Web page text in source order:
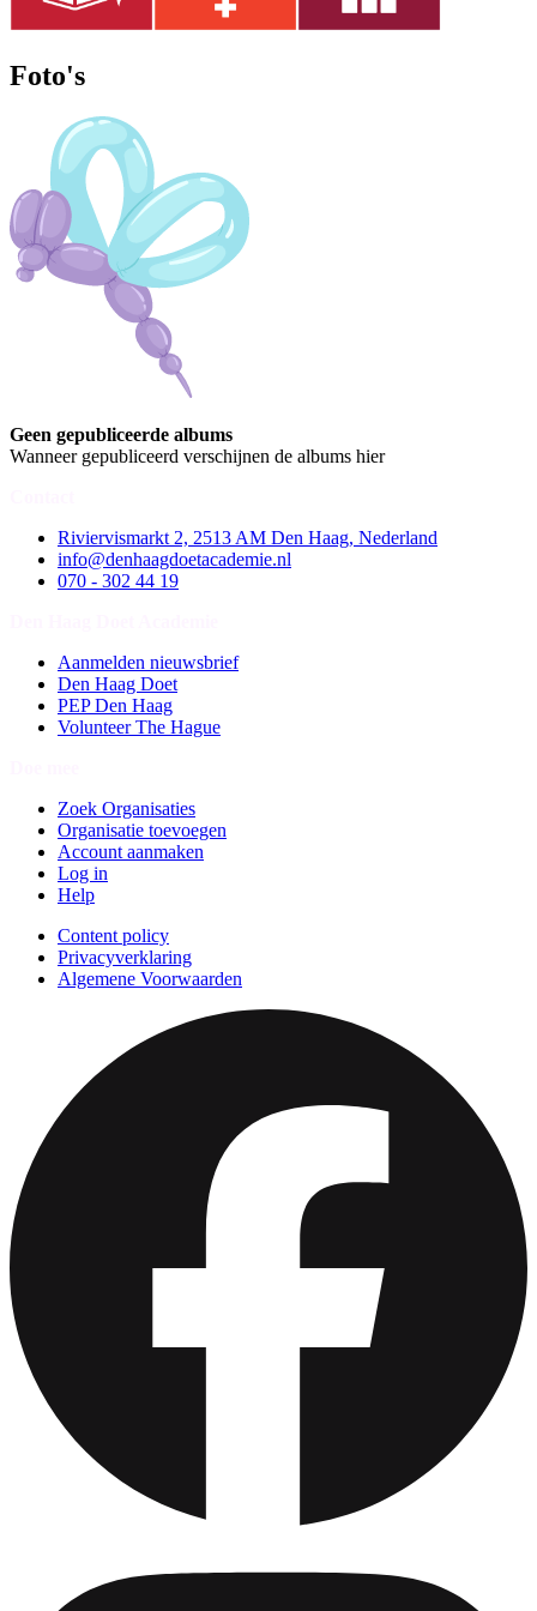
Foto's
Geen gepubliceerde albums
Wanneer gepubliceerd verschijnen de albums hier
Riviervismarkt 2, 2513 AM Den Haag, Nederland
info@denhaagdoetacademie.nl
070 - 302 44 19
Aanmelden nieuwsbrief
Den Haag Doet
PEP Den Haag
Volunteer The Hague
Zoek Organisaties
Organisatie toevoegen
Account aanmaken
Log in
Help
Content policy
Privacyverklaring
Algemene Voorwaarden